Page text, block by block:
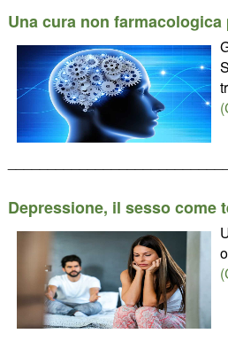
Una cura non
Depressione, il sesso come